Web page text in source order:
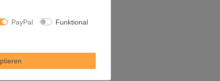
PayPal Funktional